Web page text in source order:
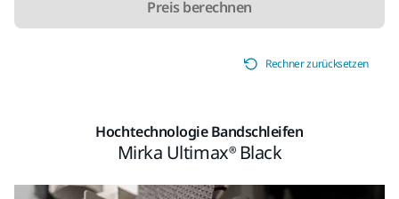
Preis berechnen
Rechner zurücksetzen
Hochtechnologie Bandschleifen
Mirka Ultimax® Black